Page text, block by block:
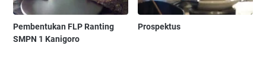
Pembentukan FLP Ranting
SMPN 1 Kanigoro
Prospektus